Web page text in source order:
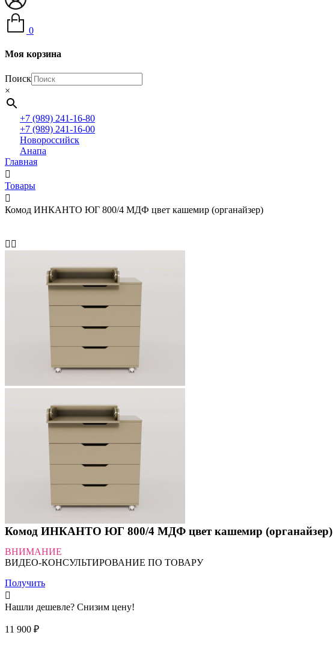
0
Моя корзина
Поиск
×
+7 (989) 241-16-80
+7 (989) 241-16-00
Новороссийск
Анапа
Главная
Товары
Комод ИНКАНТО ЮГ 800/4 МДФ цвет кашемир (органайзер)
Комод ИНКАНТО ЮГ 800/4 МДФ цвет кашемир (органайзер)
ВНИМАНИЕ
ВИДЕО-КОНСУЛЬТИРОВАНИЕ ПО ТОВАРУ
Получить
Нашли дешевле? Снизим цену!
11 900 ₽